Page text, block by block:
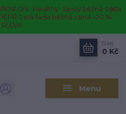
Gril · Healthy · Spicy běžná cena
Celá řada běžná cena –20 %
SLEVA
Menu
0 ks
0 Kč